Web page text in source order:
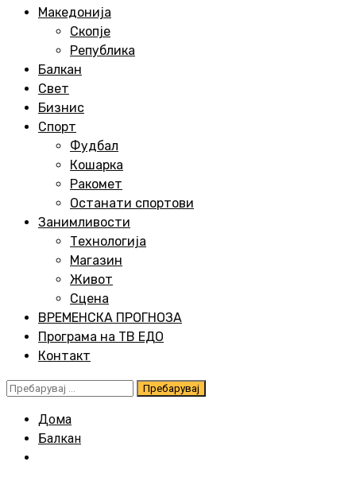
Македонија
Скопје
Република
Балкан
Свет
Бизнис
Спорт
Фудбал
Кошарка
Ракомет
Останати спортови
Занимливости
Технологија
Магазин
Живот
Сцена
ВРЕМЕНСКА ПРОГНОЗА
Програма на ТВ ЕДО
Контакт
Пребарувај
Дома
Балкан